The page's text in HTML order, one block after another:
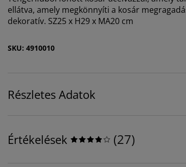
ellátva, amely megkönnyíti a kosár
dekoratív. SZ25 x H29 x MA20 cm
SKU: 4910010
Részletes Adatok
Értékelések (27)